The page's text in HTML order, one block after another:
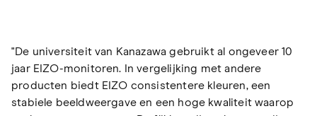
"De universiteit van Kanazawa gebruikt al ongeveer 10
jaar EIZO-monitoren. In vergelijking met andere
producten biedt EIZO consistentere kleuren, een
stabiele beeldweergave en een hoge kwaliteit waarop